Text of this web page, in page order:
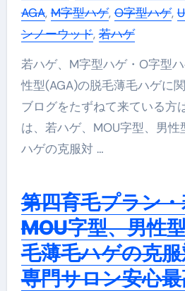
AGA,M字型ハゲ,O字型ハゲ,
ンノーウッド,若ハゲ
若ハゲ、M字型ハゲ・O字型ハゲ・U字型ハゲ、男
性型(AGA)の脱毛薄毛ハゲに
ブログをたずねて来ている方
は、若ハゲ、MOU字型、男
ハゲの克服対 …
第四育毛プラン
MOU字型、男性
毛薄毛ハゲの克
専門サロン安心